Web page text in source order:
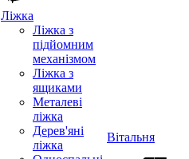
Ліжка
Ліжка з
підйомним
механізмом
Ліжка з
ящиками
Металеві
ліжка
Дерев'яні
ліжка
Вітальня